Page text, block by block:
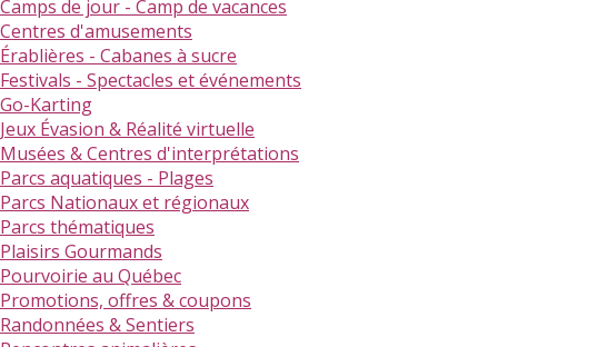
Camps de jour - Camp de vacances
Centres d'amusements
Érablières - Cabanes à sucre
Festivals - Spectacles et événements
Go-Karting
Jeux Évasion & Réalité virtuelle
Musées & Centres d'interprétations
Parcs aquatiques - Plages
Parcs Nationaux et régionaux
Parcs thématiques
Plaisirs Gourmands
Pourvoirie au Québec
Promotions, offres & coupons
Randonnées & Sentiers